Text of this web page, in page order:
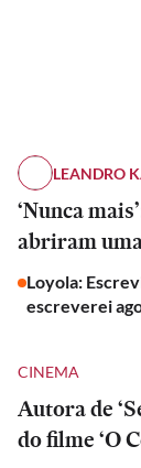
LEANDRO
‘Nunca
abriram
Loyola:
escreverei
CINEMA
Autora de
do filme ‘O